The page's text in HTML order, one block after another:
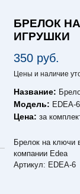
БРЕЛОК
ИГРУШКИ
350 руб.
Цены и наличие
Название:
Модель: EDEA-6
Цена:за
Брелок на ключи
компании Edea
Артикул: EDEA-6